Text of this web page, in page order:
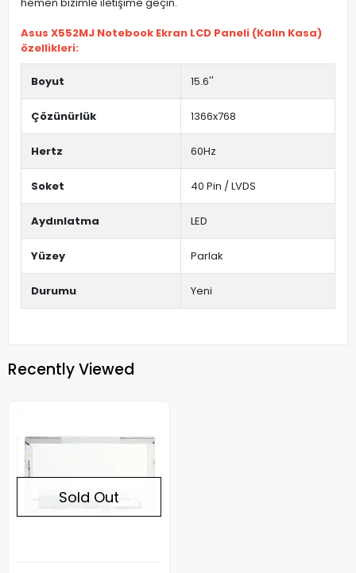
Asus X552MJ Notebook Ekran LCD Paneli (Kalın Kasa)
özellikleri:
Boyut 15.6''
Çözünürlük 1366x768
Hertz 60Hz
Soket 40 Pin / LVDS
Aydınlatma LED
Yüzey Parlak
Durumu Yeni
Recently Viewed
Sold Out